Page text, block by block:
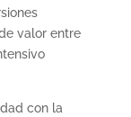
valor entre
con la